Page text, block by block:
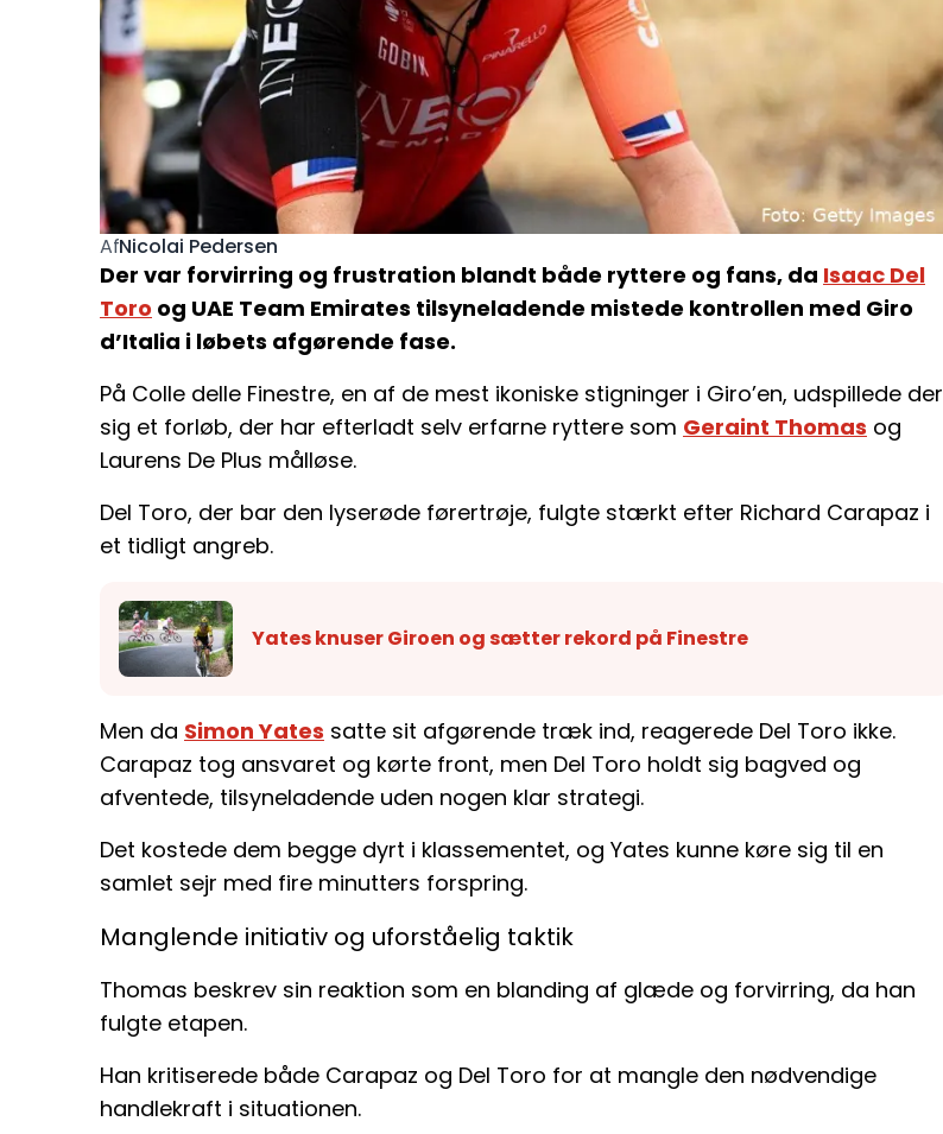
AfNicolai Pedersen
Der var forvirring og frustration blandt både ryttere og fans, da Isaac Del
Toro og UAE Team Emirates tilsyneladende mistede kontrollen med Giro
d’Italia i løbets afgørende fase.
På Colle delle Finestre, en af de mest ikoniske stigninger i Giro’en, udspillede der
sig et forløb, der har efterladt selv erfarne ryttere som Geraint Thomas og
Laurens De Plus målløse.
Del Toro, der bar den lyserøde førertrøje, fulgte stærkt efter Richard Carapaz i
et tidligt angreb.
Yates knuser Giroen og sætter rekord på Finestre
Men da Simon Yates satte sit afgørende træk ind, reagerede Del Toro ikke.
Carapaz tog ansvaret og kørte front, men Del Toro holdt sig bagved og
afventede, tilsyneladende uden nogen klar strategi.
Det kostede dem begge dyrt i klassementet, og Yates kunne køre sig til en
samlet sejr med fire minutters forspring.
Manglende initiativ og uforståelig taktik
Thomas beskrev sin reaktion som en blanding af glæde og forvirring, da han
fulgte etapen.
Han kritiserede både Carapaz og Del Toro for at mangle den nødvendige
handlekraft i situationen.